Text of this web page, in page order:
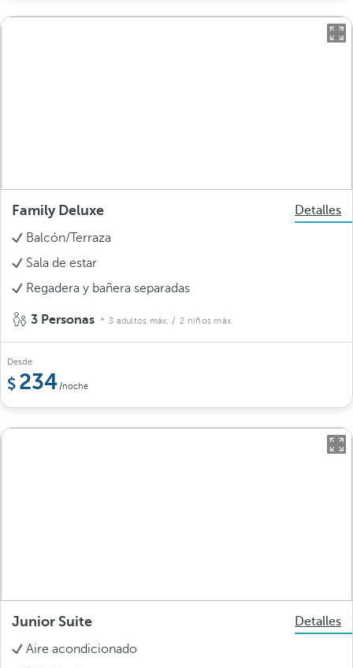
Family Deluxe
Detalles
Balcón/Terraza
Sala de estar
Regadera y bañera separadas
3 Personas 3 adultos máx. / 2 niños máx.
Desde
234 /noche
Junior Suite
Detalles
Aire acondicionado